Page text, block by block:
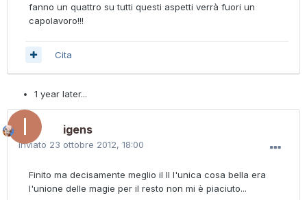
fanno un quattro su tutti questi aspetti verrà fuori un
capolavoro!!!
Cita
1 year later...
igens
Inviato 23 ottobre 2012, 18:00
Finito ma decisamente meglio il II l'unica cosa bella era
l'unione delle magie per il resto non mi è piaciuto...